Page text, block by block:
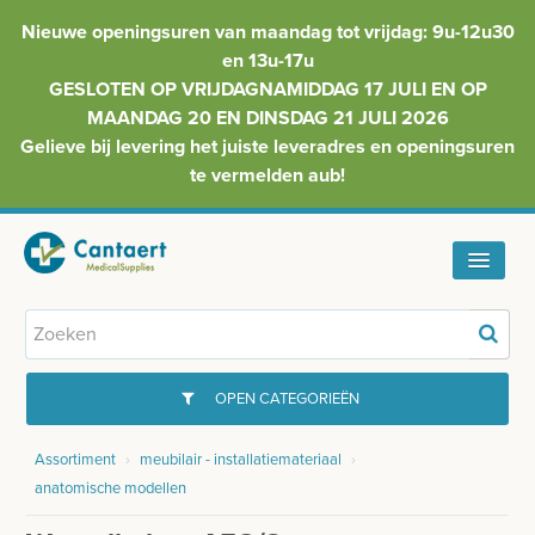
Nieuwe openingsuren van maandag tot vrijdag: 9u-12u30
en 13u-17u
GESLOTEN OP VRIJDAGNAMIDDAG 17 JULI EN OP
MAANDAG 20 EN DINSDAG 21 JULI 2026
Gelieve bij levering het juiste leveradres en openingsuren
te vermelden aub!
HOME
INFO
OPEN CATEGORIEËN
GYNAECOLOGIE
Assortiment › meubilair - installatiemateriaal
›
anatomische modellen